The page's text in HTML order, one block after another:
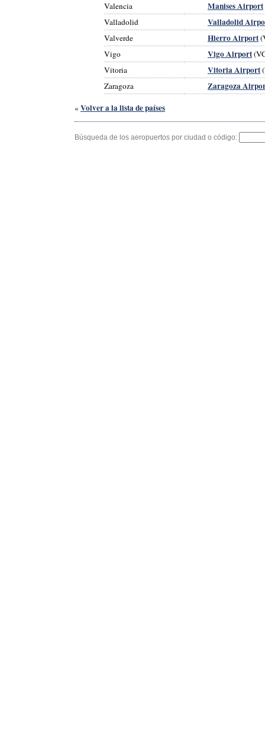
Valencia Manises Airport
Valladolid
Valladolid
Valverde Hierro Airport
Vigo
Vigo Airport
Vitoria
Vitoria Airport
Zaragoza
Zaragoza
« Volver a la lista de países
Búsqueda de los aeropuertos por ciudad o código: